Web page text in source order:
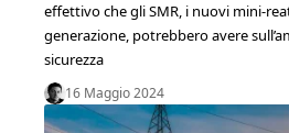
effettivo che gli SMR, i nuovi mini-
generazione, potrebbero avere
sicurezza
16 Maggio 2024